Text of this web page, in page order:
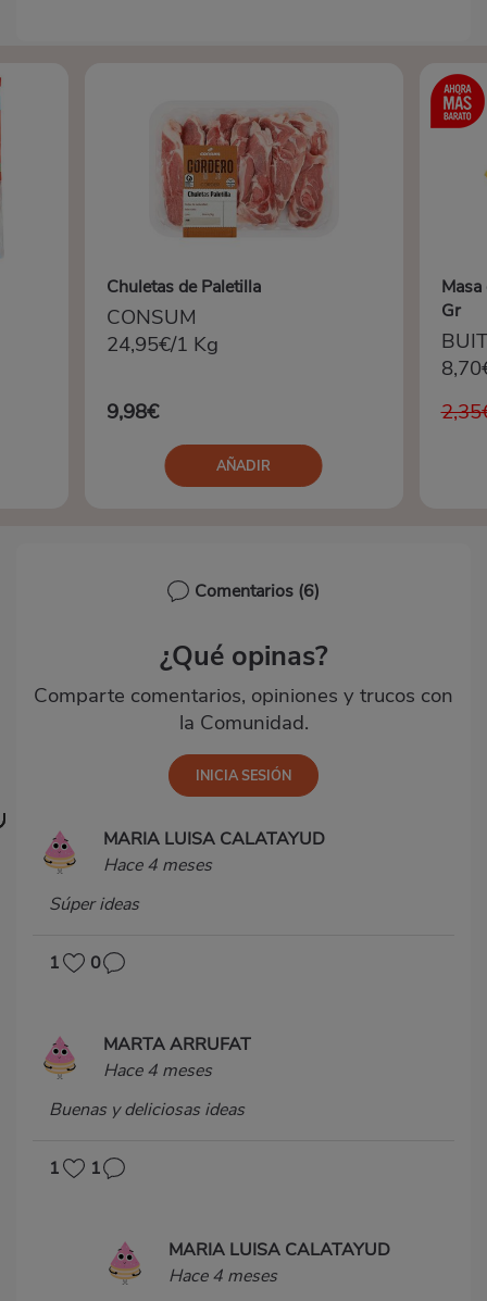
Chuletas de Paletilla
CONSUM
24,95€/1 Kg
9,98€
AÑADIR
Gr
Comentarios (6)
¿Qué opinas?
Comparte comentarios, opiniones y trucos con
la Comunidad.
MARIA LUISA CALATAYUD
Hace 4 meses
Súper ideas
1 0
MARTA ARRUFAT
Hace 4 meses
Buenas y deliciosas ideas
1 1
MARIA LUISA CALATAYUD
Hace 4 meses